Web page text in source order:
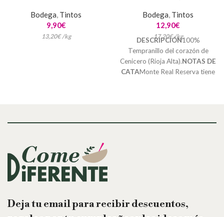
Bodega, Tintos
9,90€
13,20€ /kg
Bodega, Tintos
12,90€
17,20€ /kg
DESCRIPCIÓN100%
Tempranillo del corazón de
Cenicero (Rioja Alta).NOTAS DE
CATAMonte Real Reserva tiene
conquistar por su aroma. Color
seduce por su carnosidad,
encanto con esa magia del
Deja tu email para recibir descuentos,